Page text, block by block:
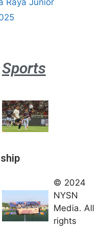
Raya Junior
Sports
umum
Kejurnas
Panahan
Junior di
© 2024
NYSN
Media. All
rights